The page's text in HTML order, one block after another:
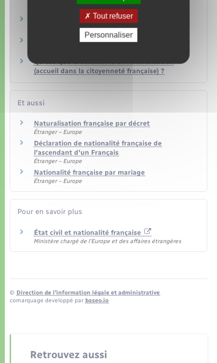
timbre fiscal ?
Peut-on franciser son nom et son prénom en
devenant Français ?
Peut-on avoir plusieurs nationalités en
Qu'est-que la cérémonie de naturalisation
(accueil dans la citoyenneté française) ?
Et aussi
Naturalisation française par décret
Étranger – Europe
Déclaration de nationalité française de
l'ascendant d'un Français
Étranger – Europe
Nationalité française par mariage
Étranger – Europe
Pour en savoir plus
État civil et nationalité française
Ministère chargé de l'Europe et des affaires étrangères
© Direction de l’information légale et administrative
comarquage developpé par baseo.io
Retrouvez aussi
Tout refuser
Personnaliser